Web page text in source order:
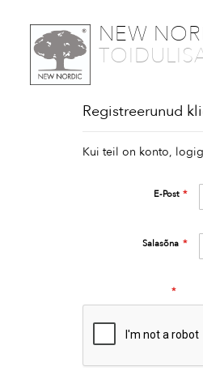
NEW
SKIP
TO
CONTENT
Registreerunud
Kui teil on konto,
E-Post
Salasõna